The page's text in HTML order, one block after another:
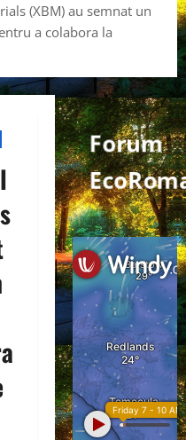
(XBM) au semnat un
a colabora la
Forum